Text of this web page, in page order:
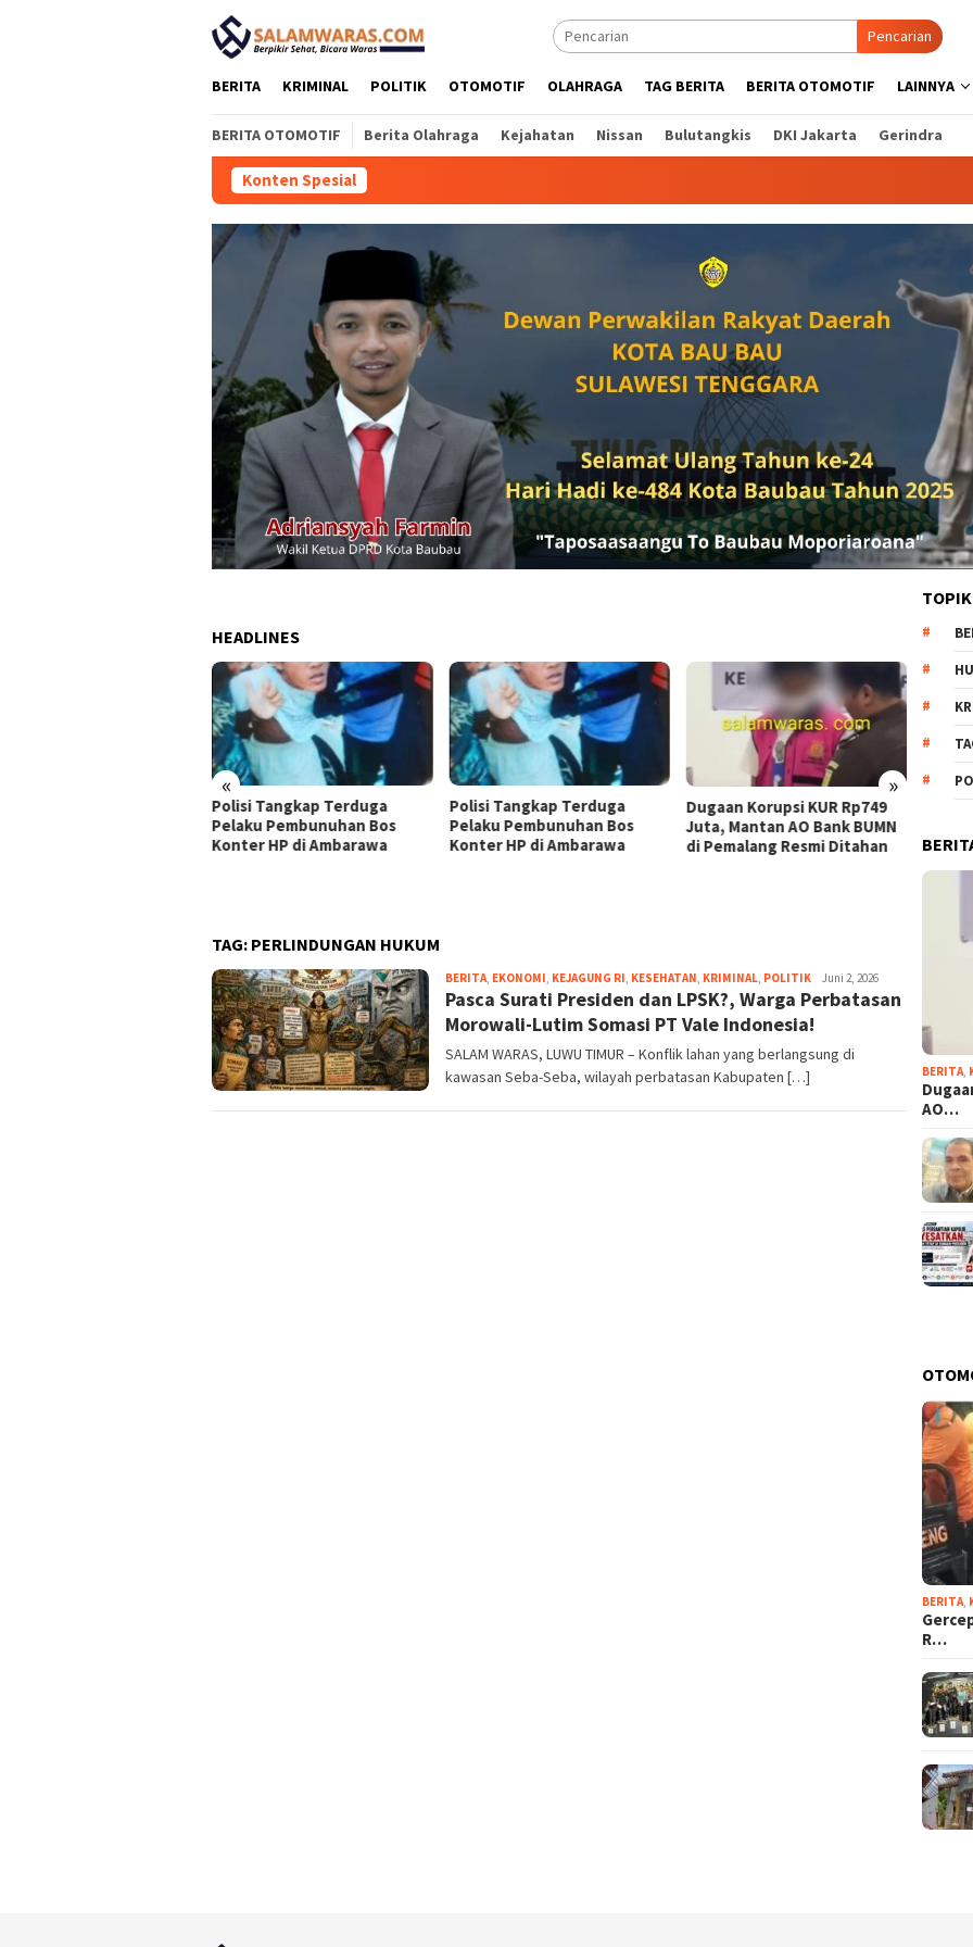
Pencarian
BERITA KRIMINAL POLITIK OTOMOTIF OLAHRAGA TAG BERITA BERITA OTOMOTIF LAINNYA
BERITA OTOMOTIF Berita Olahraga Kejahatan Nissan Bulutangkis DKI Jakarta Gerindra
Konten Spesial
HEADLINES
« »
Polisi Tangkap Terduga
Pelaku Pembunuhan Bos
Konter HP di Ambarawa
Dugaan Korupsi KUR Rp749
Juta, Mantan AO Bank BUMN
di Pemalang Resmi Ditahan
Pantang Menyerah: Dr. Amrin
Batubara Terus Berjuang
demi Hak 23 Korban
TAG: PERLINDUNGAN HUKUM
BERITA, EKONOMI, KEJAGUNG RI, KESEHATAN, KRIMINAL, POLITIK EjaJuni 2, 2026
Pasca Surati Presiden dan LPSK?, Warga Perbatasan
Morowali-Lutim Somasi PT Vale Indonesia!
SALAM WARAS, LUWU TIMUR – Konflik lahan yang berlangsung di
kawasan Seba-Seba, wilayah perbatasan Kabupaten […]
BERITA
AO…
BERITA
R…